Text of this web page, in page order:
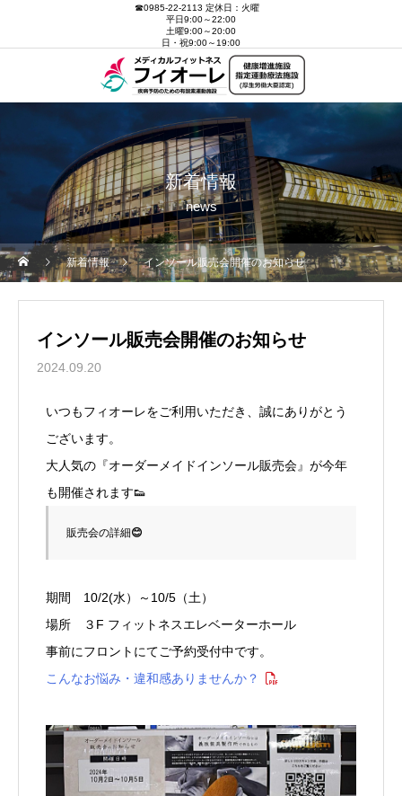
☎0985-22-2113 定休日：火曜
平日9:00～22:00
土曜9:00～20:00
日・祝9:00～19:00
新着情報
news
新着情報 インソール販売会開催のお知らせ
インソール販売会開催のお知らせ
2024.09.20
いつもフィオーレをご利用いただき、誠にありがとう
ございます。
大人気の『オーダーメイドインソール販売会』が今年
も開催されます👟
販売会の詳細😊
期間 10/2(水）～10/5（土）
場所 ３F フィットネスエレベーターホール
事前にフロントにてご予約受付中です。
こんなお悩み・違和感ありませんか？